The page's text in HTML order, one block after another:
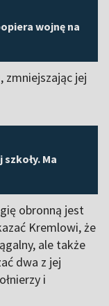
wojnę na
zmniejszając jej
Ma
obronną jest
Kremlowi, że
ale także
dwa z jej
i